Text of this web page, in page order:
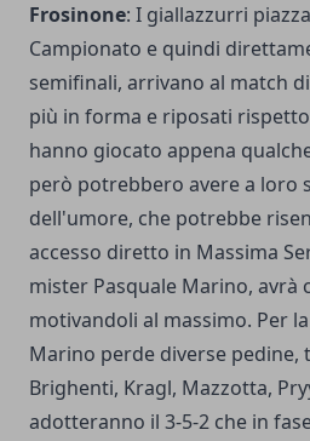
Frosinone: I giallazzurri
Campionato e quindi
semifinali, arrivano al match
più in forma e riposati
hanno giocato appena
però potrebbero avere a loro
dell'umore, che potrebbe
accesso diretto in Massima
mister Pasquale Marino, avrà
motivandoli al massimo. Per
Marino perde diverse
Brighenti, Kragl, Mazzotta,
adotteranno il 3-5-2 che in